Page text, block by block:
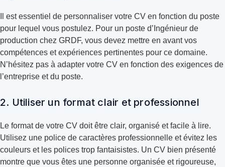
Il est essentiel de personnaliser votre CV en fonction du poste
pour lequel vous postulez. Pour un poste d’Ingénieur de
production chez GRDF, vous devez mettre en avant vos
compétences et expériences pertinentes pour ce domaine.
N’hésitez pas à adapter votre CV en fonction des exigences de
l’entreprise et du poste.
2. Utiliser un format clair et professionnel
Le format de votre CV doit être clair, organisé et facile à lire.
Utilisez une police de caractères professionnelle et évitez les
couleurs et les polices trop fantaisistes. Un CV bien présenté
montre que vous êtes une personne organisée et rigoureuse,